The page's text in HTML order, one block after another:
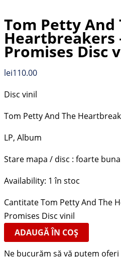
Tom Petty And
Heartbreakers
Promises Disc
lei110.00
Disc vinil
Tom Petty And The
LP, Album
Stare mapa / disc : foarte
Availability: 1 în stoc
Cantitate Tom Petty And The
Promises Disc vinil
ADAUGĂ ÎN COȘ